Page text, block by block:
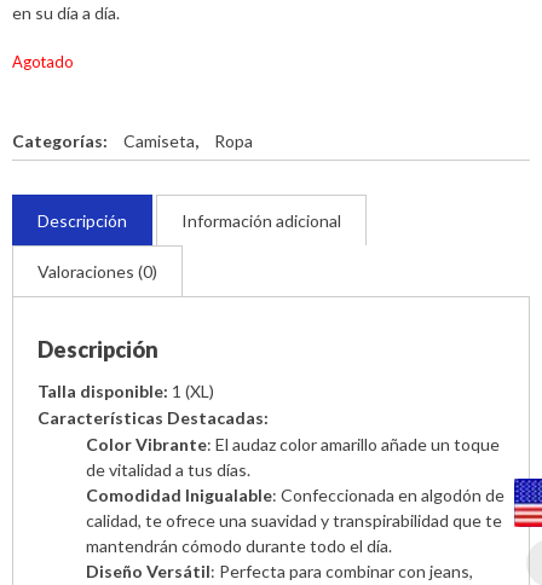
en su día a día.
Agotado
Categorías: Camiseta, Ropa
Descripción Información adicional
Valoraciones (0)
Descripción
Talla disponible: 1 (XL)
Características Destacadas:
Color Vibrante: El audaz color amarillo añade un toque
de vitalidad a tus días.
Comodidad Inigualable: Confeccionada en algodón de
calidad, te ofrece una suavidad y transpirabilidad que te
mantendrán cómodo durante todo el día.
Diseño Versátil: Perfecta para combinar con jeans,